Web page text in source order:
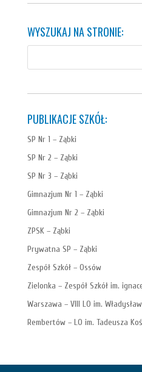
WYSZUKAJ NA STRONIE:
PUBLIKACJE SZKÓŁ:
SP Nr 1 – Ząbki
SP Nr 2 – Ząbki
SP Nr 3 – Ząbki
Gimnazjum Nr 1 – Ząbki
Gimnazjum Nr 2 – Ząbki
ZPSK – Ząbki
Prywatna SP – Ząbki
Zespół Szkół – Ossów
Zielonka – Zespół Szkół im.
Warszawa – VIII LO im.
Rembertów – LO im. Tadeusza